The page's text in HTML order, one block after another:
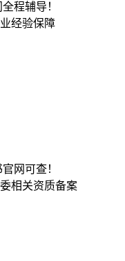
程辅导！
经验保障
网可查！
相关资质备案